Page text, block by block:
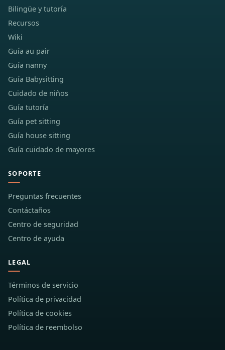
Bilingüe y tutoría
Recursos
Wiki
Guía au pair
Guía nanny
Guía Babysitting
Cuidado de niños
Guía tutoría
Guía pet sitting
Guía house sitting
Guía cuidado de mayores
SOPORTE
Preguntas frecuentes
Contáctaños
Centro de seguridad
Centro de ayuda
LEGAL
Términos de servicio
Política de privacidad
Política de cookies
Política de reembolso